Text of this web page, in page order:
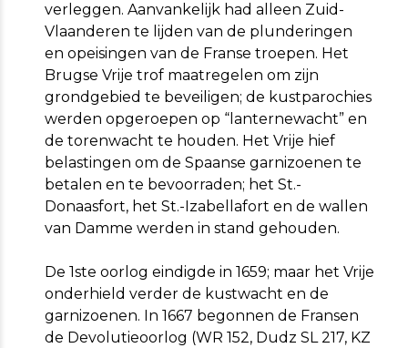
verleggen. Aanvankelijk had alleen Zuid-
Vlaanderen te lijden van de plunderingen
en opeisingen van de Franse troepen. Het
Brugse Vrije trof maatregelen om zijn
grondgebied te beveiligen; de kustparochies
werden opgeroepen op “lanternewacht” en
de torenwacht te houden. Het Vrije hief
belastingen om de Spaanse garnizoenen te
betalen en te bevoorraden; het St.-
Donaasfort, het St.-Izabellafort en de wallen
van Damme werden in stand gehouden.
De 1ste oorlog eindigde in 1659; maar het Vrije
onderhield verder de kustwacht en de
garnizoenen. In 1667 begonnen de Fransen
de Devolutieoorlog (WR 152, Dudz SL 217, KZ